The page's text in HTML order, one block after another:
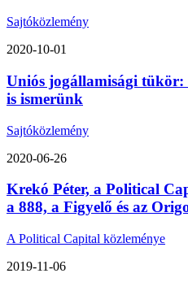
Sajtóközlemény
2020-10-01
Uniós jogállamisági
is ismerünk
Sajtóközlemény
2020-06-26
Krekó Péter, a Political
a 888, a Figyelő és az
A Political Capital közleménye
2019-11-06